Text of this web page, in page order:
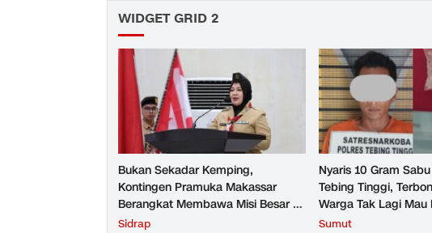
WIDGET GRID 2
Bukan Sekadar Kemping,
Kontingen Pramuka Makassar
Berangkat Membawa Misi Besar ke
Jambore Nasional XII
Sidrap
Nyaris 10 Gram
Tebing Tinggi,
Warga Tak Lagi Mau
Sumut